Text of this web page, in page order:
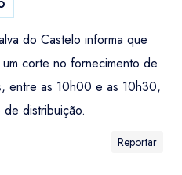
do Castelo informa que
corte no fornecimento de
entre as 10h00 e as 10h30,
distribuição.
Reportar